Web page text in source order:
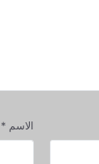
الاسم *